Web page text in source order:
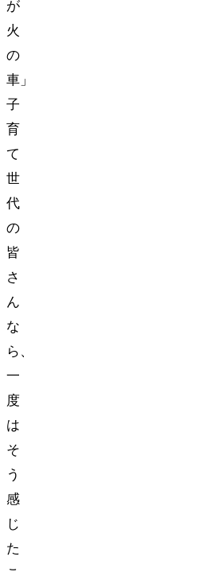
が
火
の
車…」
子
育
て
世
代
の
皆
さ
ん
な
ら、
一
度
は
そ
う
感
じ
た